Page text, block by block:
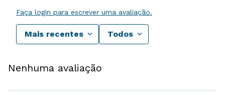
Faça login para escrever uma avaliação.
Mais recentes Todos
Nenhuma avaliação